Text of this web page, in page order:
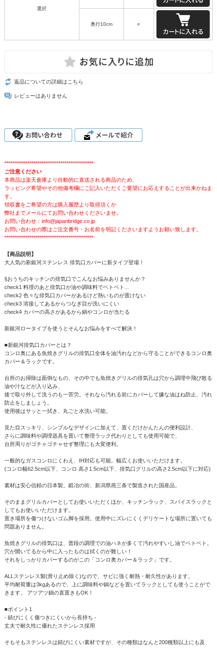
選択
奥行10cm ○
返品についての詳細はこちら
レビューはありません
**********************************************
ご注意ください
本商品は楽天倉庫より自動的に直送される商品のため、
ラッピング希望やその他備考欄にご記入いただくご要望にお応えすることが出来かねま
す。
領収書をご希望の方は購入履歴より取得頂くか
弊社までメールにてお問い合わせくださいませ。
お問い合わせ：info@japanbridge.co.jp
お問い合わせの際はご注文番号・お名前を明記くださいますようお願い致します。
**********************************************
【商品説明】
大人気の新銀河ステンレス 排気口カバーに新タイプ登場！
§おうちのキッチンの排気口でこんなお悩みありませんか？
check1 料理のあと排気口が油や調味料でベトベト...
check2 色々な排気口カバーがあるけど熱いものが置けない
check3 溶接してあるからつなぎ目が洗いにくい
check4 カバーの高さがあるから鍋やコンロが当たる
新銀河ロータイプを使うとそんなお悩みをすべて解決！
■新銀河排気口カバーとは？
コンロ奥にある魚焼きグリルの排気口全体を油汚れなどから守ることができるコンロ奥
カバー＆ラックです。
台所のお掃除は面倒なもの、その中でも魚焼きグリルの排気孔は穴から調理中飛び散る
油や汁などが入り込み、
後で取り外して洗うのも一苦労。それなら汚れる前にカバーして嫌な油はね防止、汚れ
防止をしましょう。
使用後はサッと一拭き、丸ごと水洗い可能。
見た目スッキリ、シンプルなデザインに加えて、置くだけかんたんの便利設計、
さらに調味料や調理器具を置いて整理ラック代わりとしても使用可能で、
台所周りがゴチャゴチャせず整理にも大変便利。
一般的なガスコンロにくわえ、IH対応も可能。幅広くお使いいただけます。
(コンロ幅62.5cm以下、コンロ 高さ1.5cm以下、排気口グリルの高さ2.5cm以下に対応)
素材は安心信頼の日本製。鍛冶の街、新潟県燕三条で製造された国産品。
そのままグリルカバーとしてお使いいただくほか、キッチンラック、スパイスラックと
してもお使いいただけます。
置き場所を傷つけないゴム脚を採用。使用中にズレにくくデリケートな場所に置いても
問題ありません。
魚焼きグリルの排気口は、普段の調理での油ハネが多くて汚れやすいし油でベトベト。
穴が開いてるから中に入ったものは拭くのが難しい！
それをしっかりカバーするのがこの「コンロ奥カバー＆ラック」です。
ALLステンレス製(滑り止め除く)なので、サビに強く耐熱・耐久性があります。
平均耐荷重は3kgあるので、上に調味料や鍋などを置いてラックとしても使うことがで
きます。 アツアツ鍋の直置きもOK！
■ポイント1
- 錆びにくく傷つきにくいから長持ち -
丈夫で耐久性に優れたステンレス採用
そもそもステンレスは錆びにくい素材ですが、その種類はなんと200種類以上にも及